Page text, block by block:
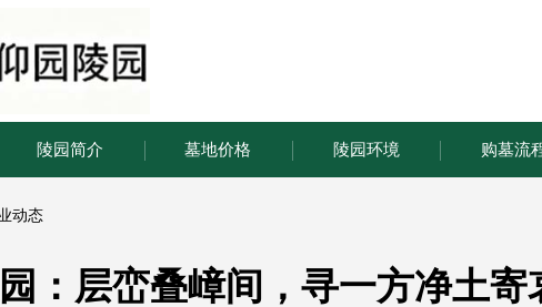
陵园简介 墓地价格 陵园环境 购墓流
动态
：层峦叠嶂间，寻一方净土寄